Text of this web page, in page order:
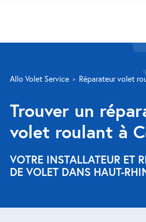
Volet roulant
Réparation
Volet roulant Velux
Réparation store banne
Allo Volet Service Réparateur volet
Trouver un
volet roulant à
VOTRE INSTALLATEUR ET
DE VOLET DANS HAUT-